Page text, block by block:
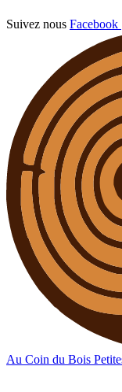
Suivez nous Facebook
Au Coin du Bois